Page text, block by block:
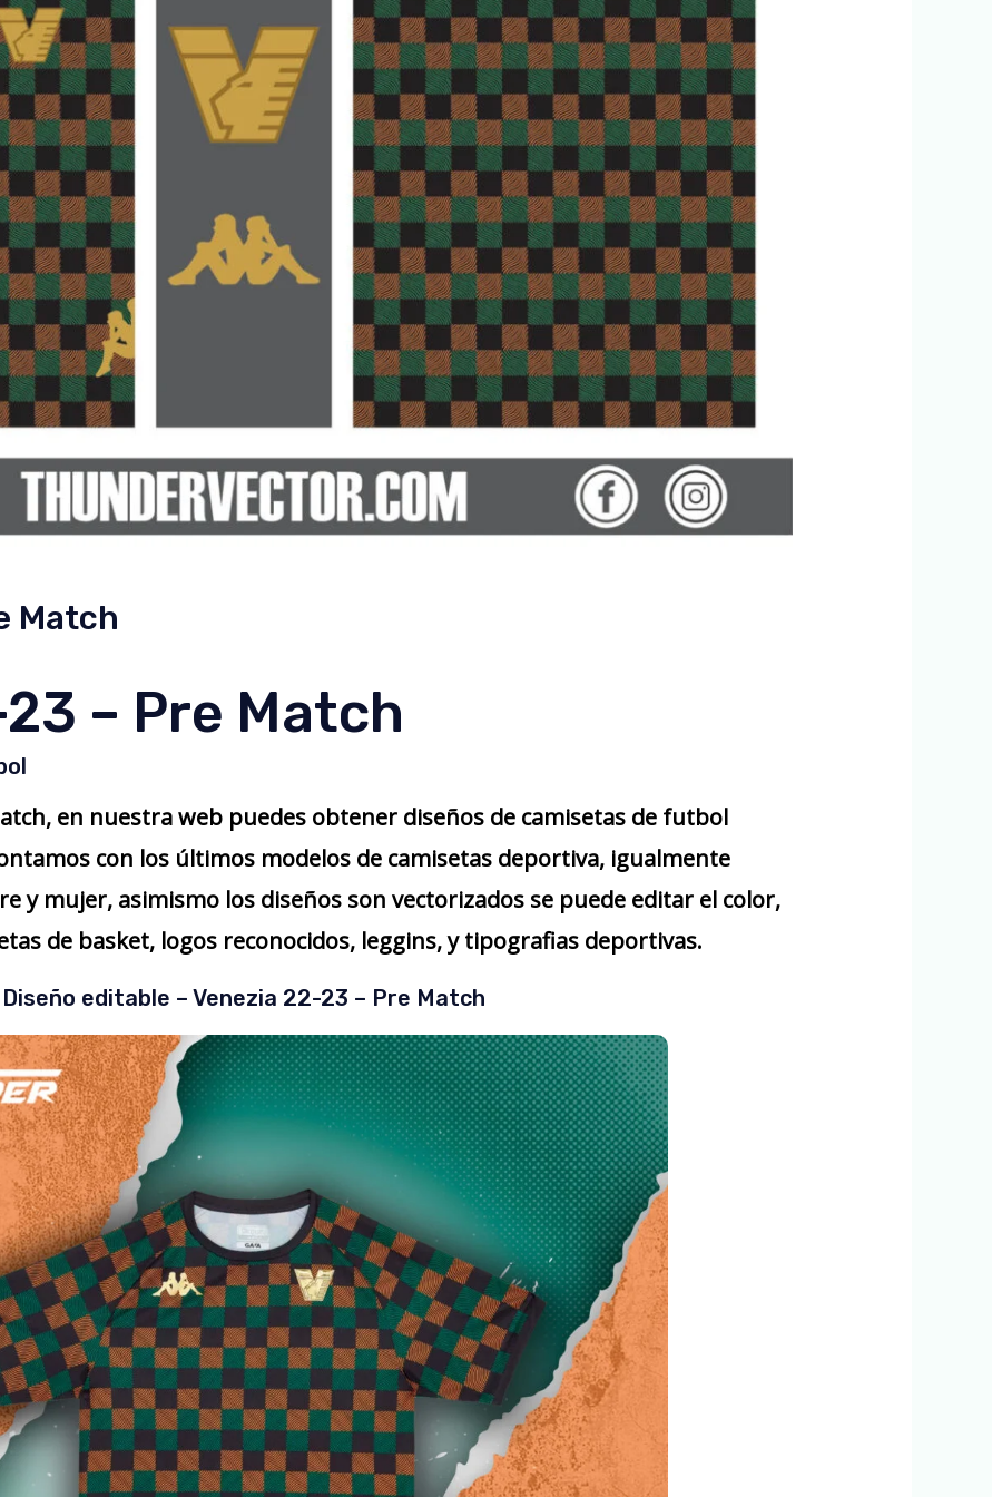
Match
– Pre Match
en nuestra web puedes obtener diseños de camisetas de futbol
con los últimos modelos de camisetas deportiva, igualmente
y mujer, asimismo los diseños son vectorizados se puede editar el color,
de basket, logos reconocidos, leggins, y tipografias deportivas.
Diseño editable – Venezia 22-23 – Pre Match